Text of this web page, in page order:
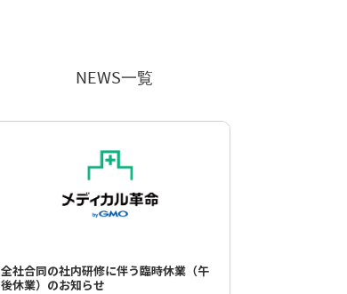
NEWS一覧
全社合同の社内研修に伴う臨時休業（午
後休業）のお知らせ